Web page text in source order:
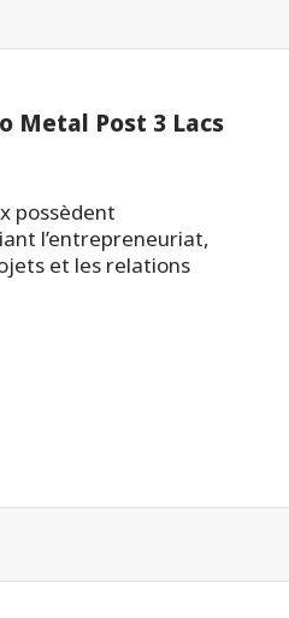
Metal Post 3 Lacs
possèdent
l’entrepreneuriat,
et les relations